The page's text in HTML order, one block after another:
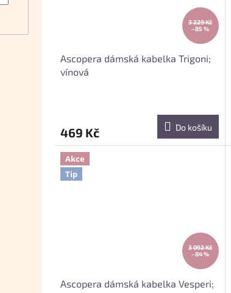
3 229 Kč
–85 %
Ascopera dámská kabelka Trigoni;
vínová
469 Kč Do košíku
Akce
Tip
3 092 Kč
–84 %
Ascopera dámská kabelka Vesperi;